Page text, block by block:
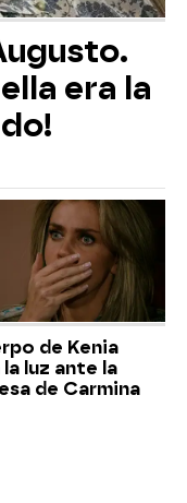
era la
de Kenia
la luz ante la
de Carmina